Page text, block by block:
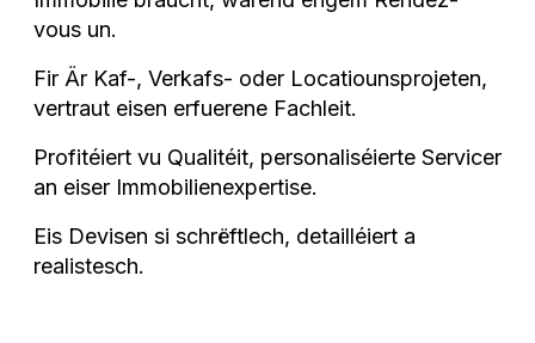
vous un.
Fir Är Kaf-, Verkafs- oder Locatiounsprojeten,
vertraut eisen erfuerene Fachleit.
Profitéiert vu Qualitéit, personaliséierte Servicer
an eiser Immobilienexpertise.
Eis Devisen si schrëftlech, detailléiert a
realistesch.